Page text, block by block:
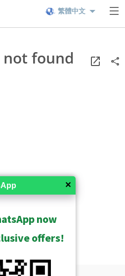
繁體中文
not found
✕
now
offers!